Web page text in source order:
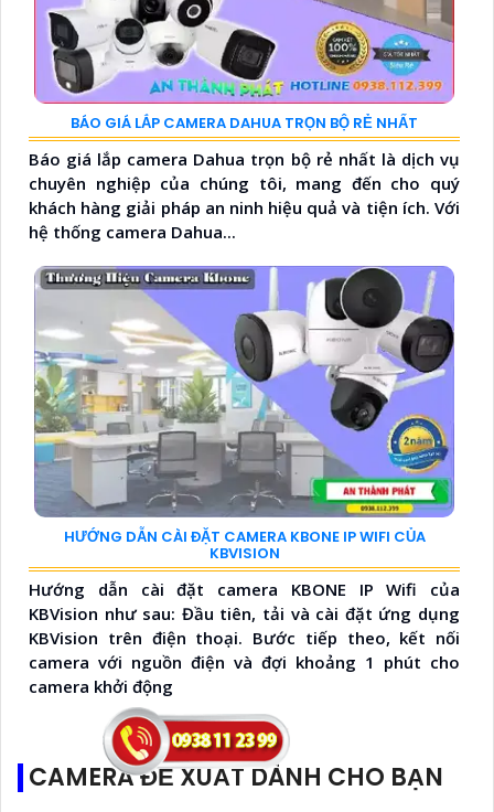
BÁO GIÁ LẮP CAMERA DAHUA TRỌN BỘ RẺ NHẤT
Báo giá lắp camera Dahua trọn bộ rẻ nhất là dịch vụ
chuyên nghiệp của chúng tôi, mang đến cho quý
khách hàng giải pháp an ninh hiệu quả và tiện ích. Với
hệ thống camera Dahua...
HƯỚNG DẪN CÀI ĐẶT CAMERA KBONE IP WIFI CỦA
KBVISION
Hướng dẫn cài đặt camera KBONE IP Wifi của
KBVision như sau: Đầu tiên, tải và cài đặt ứng dụng
KBVision trên điện thoại. Bước tiếp theo, kết nối
camera với nguồn điện và đợi khoảng 1 phút cho
camera khởi động
CAMERA ĐỀ XUẤT DÀNH CHO BẠN